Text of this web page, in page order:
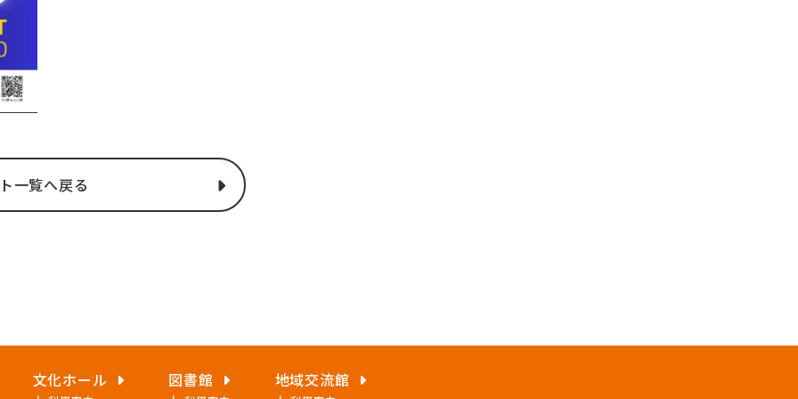
一覧へ戻る
文化ホール 図書館 地域交流館